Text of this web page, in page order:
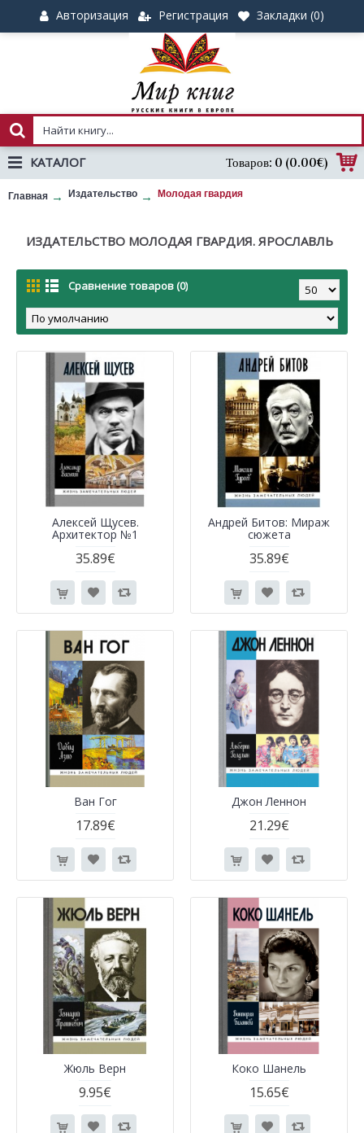
Авторизация Регистрация Закладки (0)
Товаров: 0 (0.00€)
КАТАЛОГ
Главная Издательство Молодая гвардия
ИЗДАТЕЛЬСТВО МОЛОДАЯ ГВАРДИЯ. ЯРОСЛАВЛЬ
Сравнение товаров (0)
Алексей Щусев.
Архитектор №1
35.89€
Андрей Битов: Мираж
сюжета
35.89€
Ван Гог
17.89€
Джон Леннон
21.29€
Жюль Верн
9.95€
Коко Шанель
15.65€